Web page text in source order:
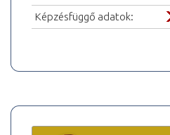
Képzésfüggő adatok: